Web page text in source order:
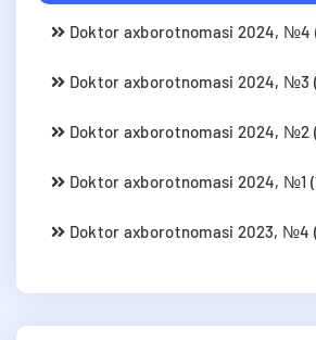
Doktor axborotnomasi 2024, №4
Doktor axborotnomasi 2024, №3
Doktor axborotnomasi 2024, №2
Doktor axborotnomasi 2024, №1
Doktor axborotnomasi 2023, №4